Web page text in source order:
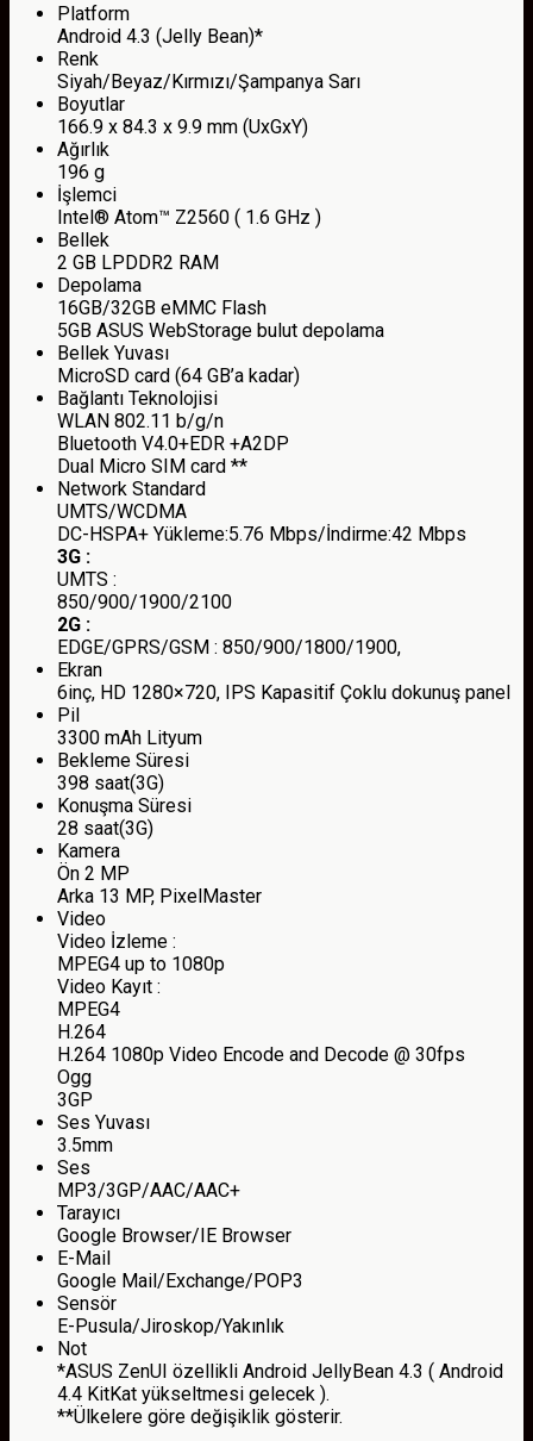
Platform
Android 4.3 (Jelly Bean)*
Renk
Siyah/Beyaz/Kırmızı/Şampanya Sarı
Boyutlar
166.9 x 84.3 x 9.9 mm (UxGxY)
Ağırlık
196 g
İşlemci
Intel® Atom™ Z2560 ( 1.6 GHz )
Bellek
2 GB LPDDR2 RAM
Depolama
16GB/32GB eMMC Flash
5GB ASUS WebStorage bulut depolama
Bellek Yuvası
MicroSD card (64 GB’a kadar)
Bağlantı Teknolojisi
WLAN 802.11 b/g/n
Bluetooth V4.0+EDR +A2DP
Dual Micro SIM card **
Network Standard
UMTS/WCDMA
DC-HSPA+ Yükleme:5.76 Mbps/İndirme:42 Mbps
3G :
UMTS :
850/900/1900/2100
2G :
EDGE/GPRS/GSM : 850/900/1800/1900,
Ekran
6inç, HD 1280×720, IPS Kapasitif Çoklu dokunuş panel
Pil
3300 mAh Lityum
Bekleme Süresi
398 saat(3G)
Konuşma Süresi
28 saat(3G)
Kamera
Ön 2 MP
Arka 13 MP, PixelMaster
Video
Video İzleme :
MPEG4 up to 1080p
Video Kayıt :
MPEG4
H.264
H.264 1080p Video Encode and Decode @ 30fps
Ogg
3GP
Ses Yuvası
3.5mm
Ses
MP3/3GP/AAC/AAC+
Tarayıcı
Google Browser/IE Browser
E-Mail
Google Mail/Exchange/POP3
Sensör
E-Pusula/Jiroskop/Yakınlık
Not
*ASUS ZenUI özellikli Android JellyBean 4.3 ( Android
4.4 KitKat yükseltmesi gelecek ).
**Ülkelere göre değişiklik gösterir.